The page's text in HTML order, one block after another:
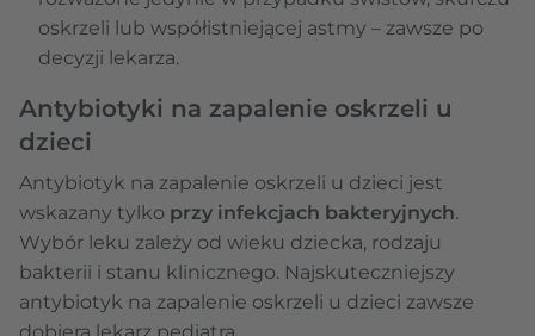
oskrzeli lub współistniejącej astmy – zawsze po
decyzji lekarza.
Antybiotyki na zapalenie oskrzeli u
dzieci
Antybiotyk na zapalenie oskrzeli u dzieci jest
wskazany tylko przy infekcjach bakteryjnych.
Wybór leku zależy od wieku dziecka, rodzaju
bakterii i stanu klinicznego. Najskuteczniejszy
antybiotyk na zapalenie oskrzeli u dzieci zawsze